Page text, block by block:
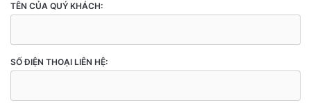
TÊN CỦA QUÝ KHÁCH:
SỐ ĐIỆN THOẠI LIÊN HỆ: